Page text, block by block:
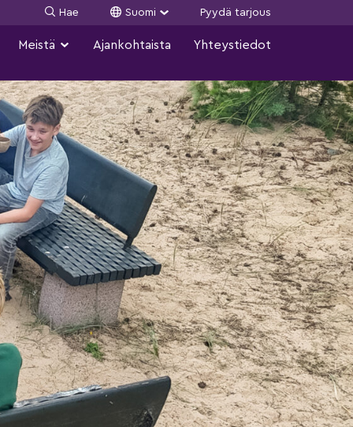
Hae Suomi Pyydä tarjous
Meistä Ajankohtaista Yhteystiedot